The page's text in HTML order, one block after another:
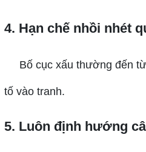
4. Hạn chế nhồi nhét
Bố cục xấu thường đến từ
tố vào tranh.
5. Luôn định hướng